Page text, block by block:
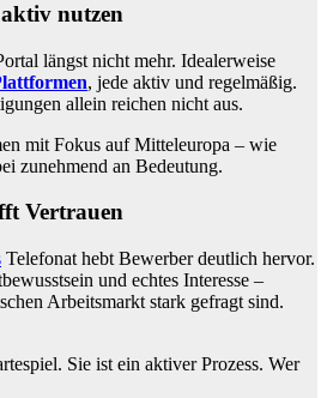
nutzen
längst nicht mehr. Idealerweise
, jede aktiv und regelmäßig.
allein reichen nicht aus.
mit Fokus auf Mitteleuropa – wie
zunehmend an Bedeutung.
Vertrauen
Telefonat hebt Bewerber deutlich hervor.
und echtes Interesse –
Arbeitsmarkt stark gefragt sind.
Sie ist ein aktiver Prozess. Wer